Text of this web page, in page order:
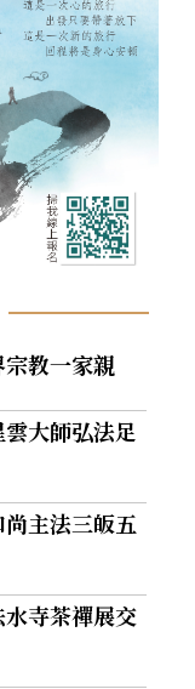
教一家親
大師弘法足
主法三皈五
寺茶禪展交